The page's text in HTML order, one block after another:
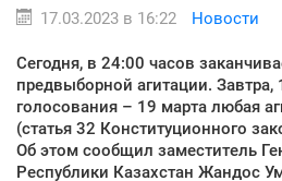
17.03.2023 в 16:22 Новости
Сегодня, в 24:00 часов
предвыборной агитации. Завтра,
голосования – 19 марта любая
(статья 32 Конституционного
Об этом сообщил заместитель
Республики Казахстан Жандос